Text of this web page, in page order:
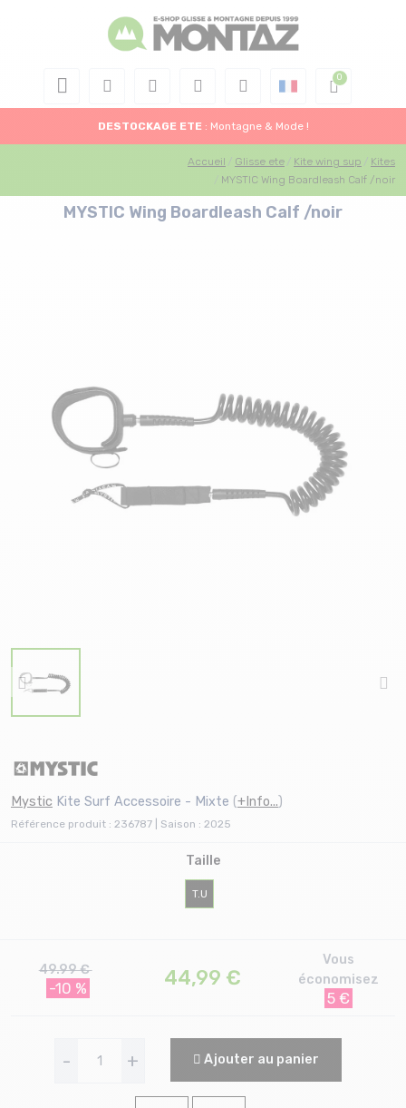
DESTOCKAGE ETE : Montagne & Mode !
Accueil Glisse ete Kite wing sup
Kites
MYSTIC Wing Boardleash Calf /noir
MYSTIC Wing Boardleash Calf /noir
Mystic Kite Surf Accessoire - Mixte (+Info...)
Référence produit : 236787 | Saison : 2025
Taille
T.U
49.99 €
-10 % 44,99 €
Vous
économisez
5 €
- + Ajouter au panier